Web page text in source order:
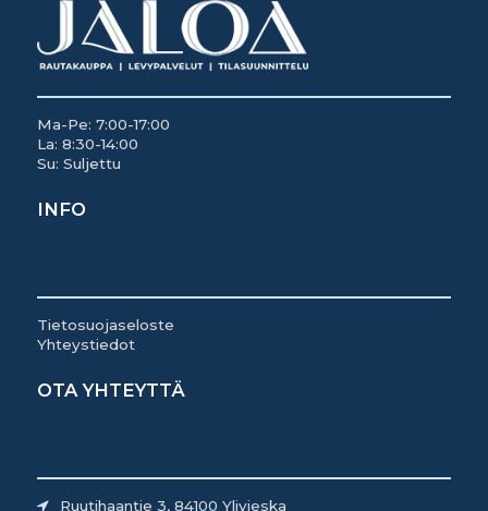
Ma-Pe: 7:00-17:00
La: 8:30-14:00
Su: Suljettu
INFO
Tietosuojaseloste
Yhteystiedot
OTA YHTEYTTÄ
Ruutihaantie 3, 84100 Ylivieska